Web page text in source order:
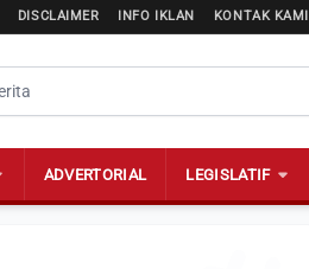
DISCLAIMER INFO IKLAN KONTAK KAMI
ADVERTORIAL LEGISLATIF